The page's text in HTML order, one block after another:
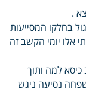
.
בחלקו המסייעות
אלו יומי הקשב זה
למה ותוך
נסיעה ניגש